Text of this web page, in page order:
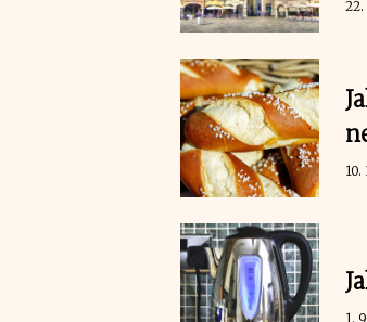
22.
10.
1.